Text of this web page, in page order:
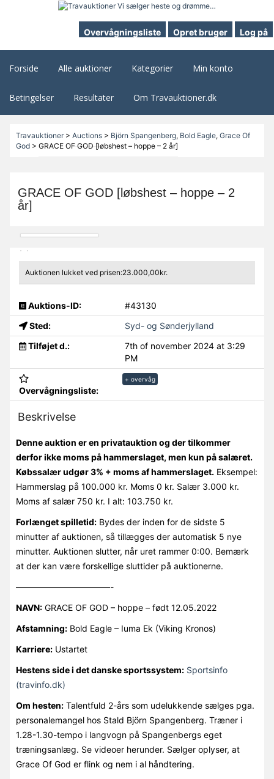
Overvågningsliste Opret bruger Log på
Forside Alle auktioner Kategorier Min konto
Betingelser Resultater Om Travauktioner.dk
Travauktioner> Auctions> Björn Spangenberg, Bold Eagle, Grace Of
God> GRACE OF GOD [løbshest – hoppe – 2 år]
GRACE OF GOD [løbshest – hoppe – 2
år]
Auktionen lukket ved prisen:23.000,00kr.
Auktions-ID:
#43130
Sted:
Syd- og Sønderjylland
Tilføjet d.:
7th of november 2024 at 3:29
PM
Overvågningsliste:
+ overvåg
Beskrivelse
Denne auktion er en privatauktion og der tilkommer
derfor ikke moms på hammerslaget, men kun på salæret.
Købssalær udgør 3% + moms af hammerslaget.Eksempel:
Hammerslag på 100.000 kr. Moms 0 kr. Salær 3.000 kr.
Moms af salær 750 kr. I alt: 103.750 kr.
Forlænget spilletid:Bydes der inden for de sidste 5
minutter af auktionen, så tillægges der automatisk 5 nye
minutter. Auktionen slutter, når uret rammer 0:00. Bemærk
at der kan være forskellige sluttider på auktionerne.
———————————-
NAVN:GRACE OF GOD – hoppe – født 12.05.2022
Afstamning:Bold Eagle – Iuma Ek (Viking Kronos)
Karriere:Ustartet
Hestens side i det danske sportssystem: Sportsinfo
(travinfo.dk)
Om hesten:Talentfuld 2-års som udelukkende sælges pga.
personalemangel hos Stald Björn Spangenberg. Træner i
1.28-1.30-tempo i langvogn på Spangenbergs eget
træningsanlæg. Se videoer herunder. Sælger oplyser, at
Grace Of God er flink og nem i al håndtering.